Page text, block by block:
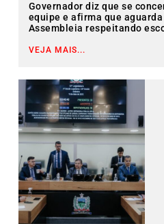
Governador diz que se
equipe e afirma que
Assembleia respeitando
VEJA MAIS...